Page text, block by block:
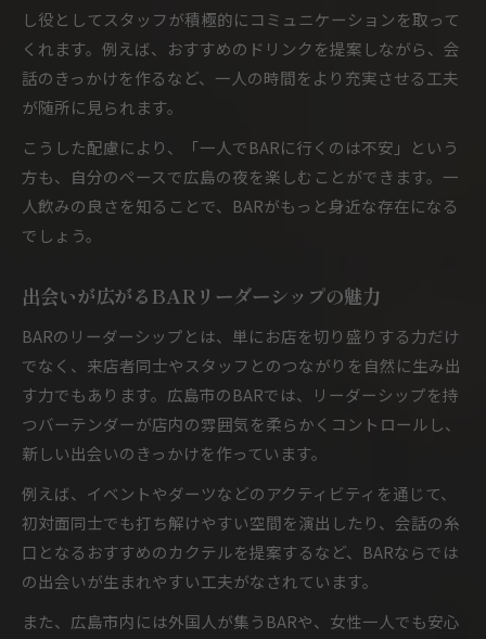
し役としてスタッフが積極的にコミュニケーションを取って
くれます。例えば、おすすめのドリンクを提案しながら、会
話のきっかけを作るなど、一人の時間をより充実させる工夫
が随所に見られます。
こうした配慮により、「一人でBARに行くのは不安」という
方も、自分のペースで広島の夜を楽しむことができます。一
人飲みの良さを知ることで、BARがもっと身近な存在になる
でしょう。
出会いが広がるBARリーダーシップの魅力
BARのリーダーシップとは、単にお店を切り盛りする力だけ
でなく、来店者同士やスタッフとのつながりを自然に生み出
す力でもあります。広島市のBARでは、リーダーシップを持
つバーテンダーが店内の雰囲気を柔らかくコントロールし、
新しい出会いのきっかけを作っています。
例えば、イベントやダーツなどのアクティビティを通じて、
初対面同士でも打ち解けやすい空間を演出したり、会話の糸
口となるおすすめのカクテルを提案するなど、BARならでは
の出会いが生まれやすい工夫がなされています。
また、広島市内には外国人が集うBARや、女性一人でも安心